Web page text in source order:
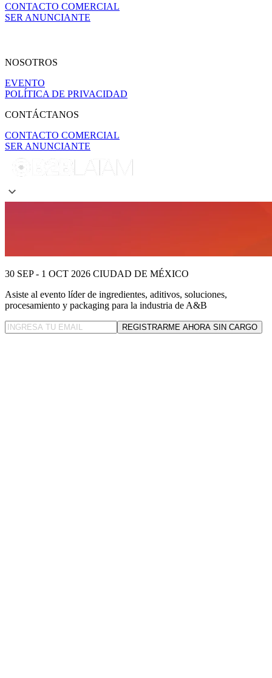
CONTACTO COMERCIAL
SER ANUNCIANTE
NOSOTROS
EVENTO
POLÍTICA DE PRIVACIDAD
CONTÁCTANOS
CONTACTO COMERCIAL
SER ANUNCIANTE
30 SEP - 1 OCT 2026 CIUDAD DE MÉXICO
Asiste al evento líderde ingredientes, aditivos, soluciones,
procesamiento y packaging para la industria de A&B
REGISTRARME AHORA SIN CARGO